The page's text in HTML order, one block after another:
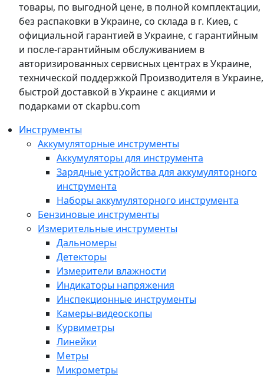
товары, по выгодной цене, в полной комплектации,
без распаковки в Украине, со склада в г. Киев, с
официальной гарантией в Украине, с гарантийным
и после-гарантийным обслуживанием в
авторизированных сервисных центрах в Украине,
технической поддержкой Производителя в Украине,
быстрой доставкой в Украине с акциями и
подарками от ckapbu.com
Инструменты
Аккумуляторные инструменты
Аккумуляторы для инструмента
Зарядные устройства для аккумуляторного
инструмента
Наборы аккумуляторного инструмента
Бензиновые инструменты
Измерительные инструменты
Дальномеры
Детекторы
Измерители влажности
Индикаторы напряжения
Инспекционные инструменты
Камеры-видеоскопы
Курвиметры
Линейки
Метры
Микрометры